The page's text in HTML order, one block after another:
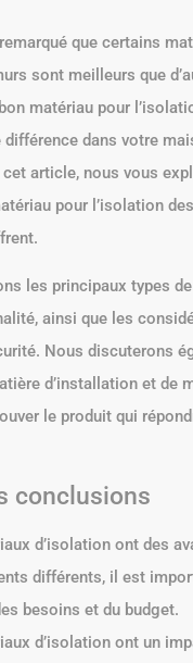
que certains
sont meilleurs que
matériau pour
différence dans votre
cet article, nous vous
pour l’isolation
les principaux types
ainsi que les
Nous discuterons
d’installation et de
le produit qui
conclusions
d’isolation ont des
différents, il est
besoins et du budget.
d’isolation ont un